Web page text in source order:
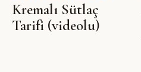
Kremalı Sütlaç
Tarifi (videolu)